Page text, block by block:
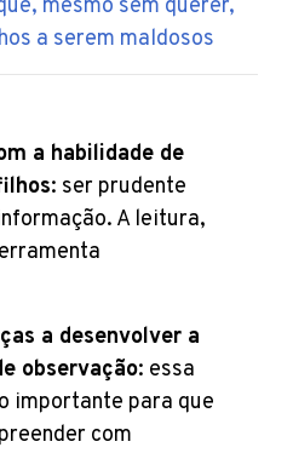
mesmo sem querer,
a serem maldosos
a habilidade de
: ser prudente
A leitura,
a desenvolver a
observação: essa
importante para que
com